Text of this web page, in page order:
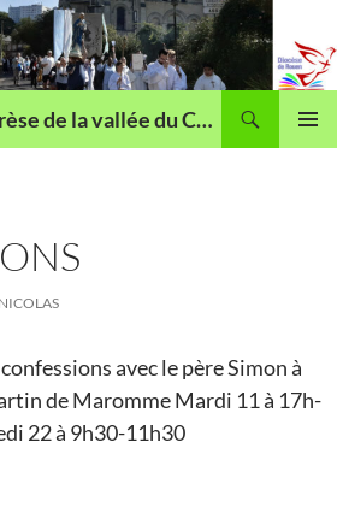
Paroisse Sainte Thérèse de la vallée du Cailly
NICOLAS
avec le père Simon à
de Maromme Mardi 11 à 17h-
22 à 9h30-11h30